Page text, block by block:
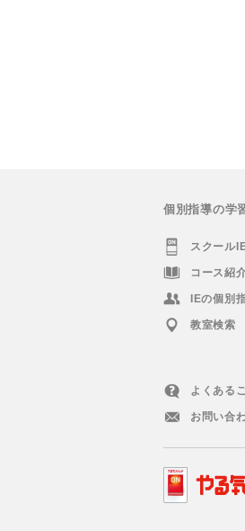
個別指導の学
スクール
コース紹
IEの個別
教室検索
よくある
お問い合